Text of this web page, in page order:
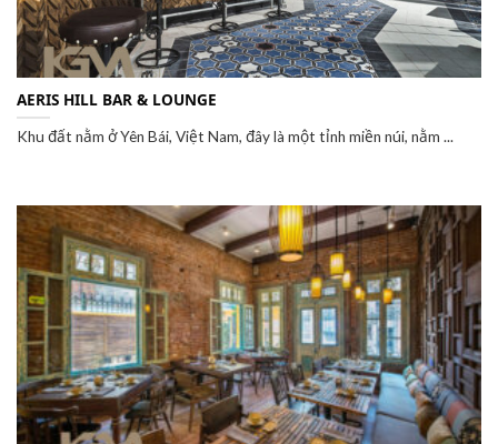
AERIS HILL BAR & LOUNGE
Khu đất nằm ở Yên Bái, Việt Nam, đây là một tỉnh miền núi, nằm ...